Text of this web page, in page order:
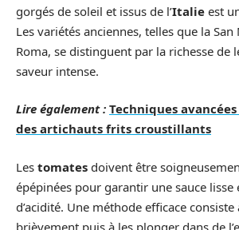
gorgés de soleil et issus de l’Italie est
Les variétés anciennes, telles que la
Roma, se distinguent par la richesse de
saveur intense.
Lire également : Techniques
des artichauts frits croustillants
Les tomates doivent être
épépinées pour garantir une sauce lisse
d’acidité. Une méthode efficace
brièvement puis à les plonger dans de